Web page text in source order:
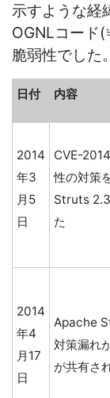
示すような経
OGNLコード
脆弱性でした。
日付 内容
2014
年3
月5
日
CVE-
性の対策
Struts
た
2014
年4
月17
日
Apache
対策漏れ
が共有さ